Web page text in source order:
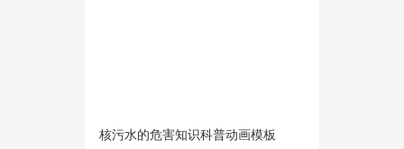
核污水的危害知识科普动画模板